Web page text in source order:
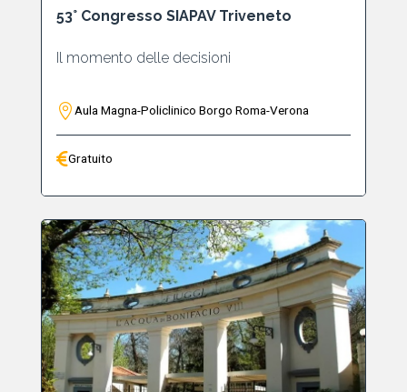
53° Congresso SIAPAV Triveneto
Il momento delle decisioni
Aula Magna-Policlinico Borgo Roma-Verona
Gratuito